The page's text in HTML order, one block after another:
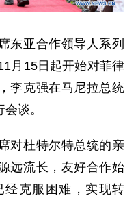
亚合作领导人系列
月15日起开始对菲律
李克强在马尼拉总统
谈。
杜特尔特总统的亲
远流长，友好合作始
克服困难，实现转